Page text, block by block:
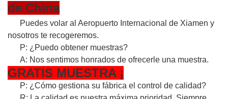
de China
Puedes volar al Aeropuerto Internacional de Xiamen y
nosotros te recogeremos.
P: ¿Puedo obtener muestras?
A: Nos sentimos honrados de ofrecerle una muestra.
GRATIS MUESTRA ¡
P: ¿Cómo gestiona su fábrica el control de calidad?